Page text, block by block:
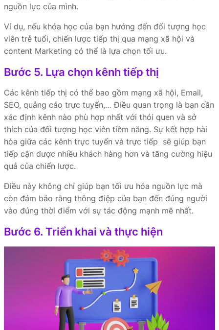
nguồn lực của mình.
Ví dụ, nếu khóa học của bạn hướng đến đối tượng học
viên trẻ tuổi, chiến lược tiếp thị qua mạng xã hội và
content Marketing có thể là lựa chọn tối ưu.
Bước 5. Lựa chọn kênh tiếp thị
Các kênh tiếp thị có thể bao gồm mạng xã hội, Email,
SEO, quảng cáo trực tuyến,… Điều quan trọng là bạn cần
xác định kênh nào phù hợp nhất với thói quen và sở
thích của đối tượng học viên tiềm năng. Sự kết hợp hài
hòa giữa các kênh trực tuyến và trực tiếp sẽ giúp bạn
tiếp cận được nhiều khách hàng hơn và tăng cường hiệu
quả của chiến lược.
Điều này không chỉ giúp bạn tối ưu hóa nguồn lực mà
còn đảm bảo rằng thông điệp của bạn đến đúng người
vào đúng thời điểm với sự tác động mạnh mẽ nhất.
Bước 6. Triển khai và thực hiện